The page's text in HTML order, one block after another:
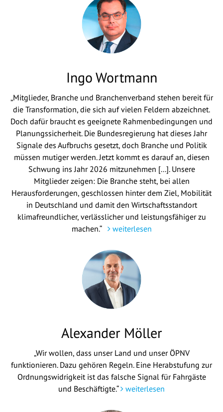
Ingo Wortmann
„Mitglieder, Branche und Branchenverband stehen bereit für
die Transformation, die sich auf vielen Feldern abzeichnet.
Doch dafür braucht es geeignete Rahmenbedingungen und
Planungssicherheit. Die Bundesregierung hat dieses Jahr
Signale des Aufbruchs gesetzt, doch Branche und Politik
müssen mutiger werden. Jetzt kommt es darauf an, diesen
Schwung ins Jahr 2026 mitzunehmen [...]. Unsere
Mitglieder zeigen: Die Branche steht, bei allen
Herausforderungen, geschlossen hinter dem Ziel, Mobilität
in Deutschland und damit den Wirtschaftsstandort
klimafreundlicher, verlässlicher und leistungsfähiger zu
machen.“
weiterlesen
Alexander Möller
„Wir wollen, dass unser Land und unser ÖPNV
funktionieren. Dazu gehören Regeln. Eine Herabstufung zur
Ordnungswidrigkeit ist das falsche Signal für Fahrgäste
und Beschäftigte.“
weiterlesen